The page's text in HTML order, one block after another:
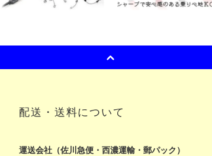
配送・送料について
運送会社（佐川急便・西濃運輸・郵パック）